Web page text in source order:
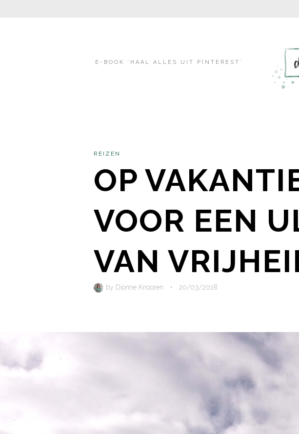
E-BOOK ‘HAAL ALLES UIT PINTEREST’
REIZEN
OP
VOOR EEN
VAN
by Dionne Knooren • 20/03/2018